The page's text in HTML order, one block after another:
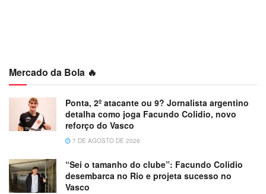
Mercado da Bola 🔥
Ponta, 2º atacante ou 9? Jornalista argentino
detalha como joga Facundo Colidio, novo
reforço do Vasco
7 DE AGOSTO DE 2026
“Sei o tamanho do clube”: Facundo Colidio
desembarca no Rio e projeta sucesso no
Vasco